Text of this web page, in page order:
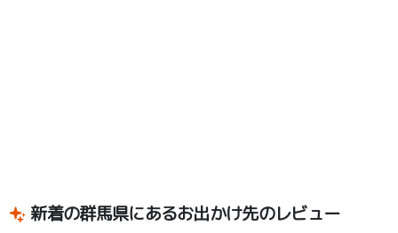
新着の群馬県にあるお出かけ先のレビュー